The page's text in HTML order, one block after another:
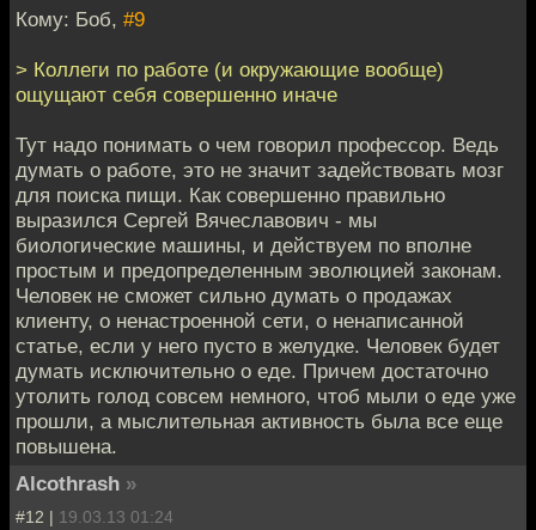
Кому: Боб, #9
> Коллеги по работе (и окружающие вообще)
ощущают себя совершенно иначе
Тут надо понимать о чем говорил профессор. Ведь
думать о работе, это не значит задействовать мозг
для поиска пищи. Как совершенно правильно
выразился Сергей Вячеславович - мы
биологические машины, и действуем по вполне
простым и предопределенным эволюцией законам.
Человек не сможет сильно думать о продажах
клиенту, о ненастроенной сети, о ненаписанной
статье, если у него пусто в желудке. Человек будет
думать исключительно о еде. Причем достаточно
утолить голод совсем немного, чтоб мыли о еде уже
прошли, а мыслительная активность была все еще
повышена.
Alcothrash »
#12 | 19.03.13 01:24